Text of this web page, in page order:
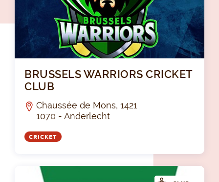
BRUSSELS WARRIORS CRICKET
CLUB
Chaussée de Mons, 1421
1070 - Anderlecht
CRICKET